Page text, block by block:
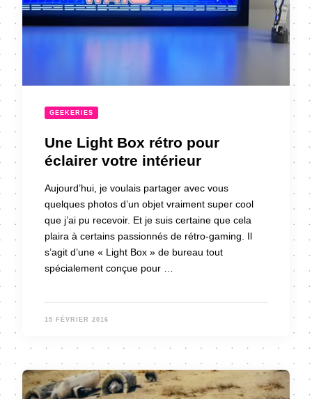
GEEKERIES
Une Light Box rétro pour
éclairer votre intérieur
Aujourd’hui, je voulais partager avec vous
quelques photos d’un objet vraiment super cool
que j’ai pu recevoir. Et je suis certaine que cela
plaira à certains passionnés de rétro-gaming. Il
s’agit d’une « Light Box » de bureau tout
spécialement conçue pour …
15 FÉVRIER 2016